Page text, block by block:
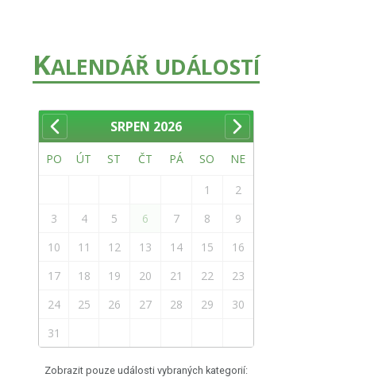
KALENDÁŘ UDÁLOSTÍ
SRPEN 2026
PO ÚT ST ČT PÁ SO NE
1
2
3
4 5 6 7 8
9
10
11 12 13 14 15
16
17
18 19 20 21 22
23
24
25 26 27 28 29
30
31
Zobrazit pouze události vybraných kategorií: